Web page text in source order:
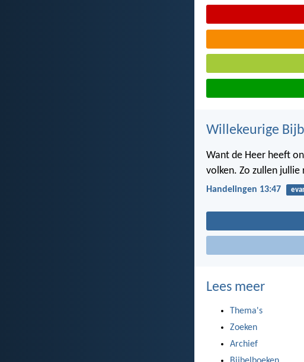
Willekeurige
Want de Heer heeft
volken. Zo zullen
Handelingen 13:47
Lees meer
Thema's
Zoeken
Archief